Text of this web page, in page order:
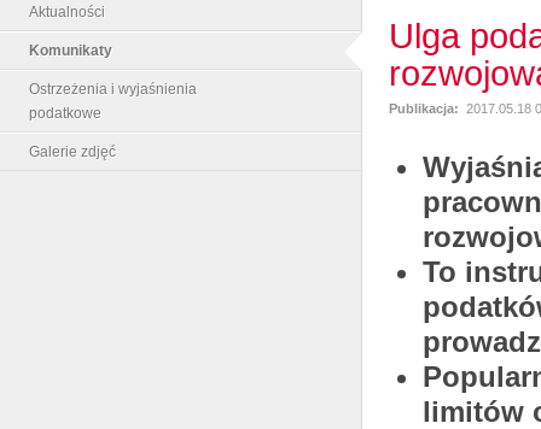
Aktualności
Komunikaty
Ostrzeżenia i wyjaśnienia
podatkowe
Galerie zdjęć
Ulga
Publikacja: 2017.05.18
To
limitów